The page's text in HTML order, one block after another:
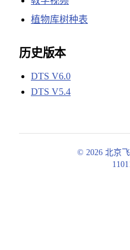
植物库树种表
历史版本
DTS V6.0
DTS V5.4
© 2026 北京